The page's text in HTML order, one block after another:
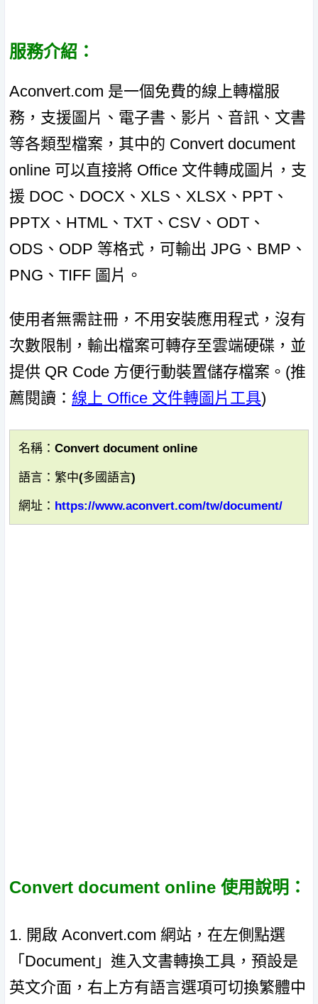
服務介紹：
Aconvert.com 是一個免費的線上轉檔服
務，支援圖片、電子書、影片、音訊、文書
等各類型檔案，其中的 Convert document
online 可以直接將 Office 文件轉成圖片，支
援 DOC、DOCX、XLS、XLSX、PPT、
PPTX、HTML、TXT、CSV、ODT、
ODS、ODP 等格式，可輸出 JPG、BMP、
PNG、TIFF 圖片。
使用者無需註冊，不用安裝應用程式，沒有
次數限制，輸出檔案可轉存至雲端硬碟，並
提供 QR Code 方便行動裝置儲存檔案。(推
薦閱讀： 線上 Office 文件轉圖片工具)
名稱：Convert document online
語言：繁中(多國語言)
網址： https://www.aconvert.com/tw/document/
Convert document online 使用說明：
1. 開啟 Aconvert.com 網站，在左側點選
「Document」進入文書轉換工具，預設是
英文介面，右上方有語言選項可切換繁體中